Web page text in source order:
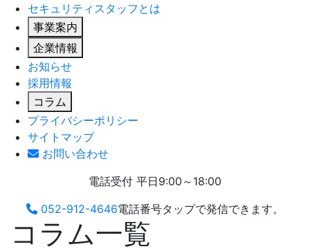
セキュリティスタッフとは
事業案内
企業情報
お知らせ
採用情報
コラム
プライバシーポリシー
サイトマップ
お問い合わせ
電話受付 平日9:00～18:00
052-912-4646電話番号タップで発信できます。
コラム一覧